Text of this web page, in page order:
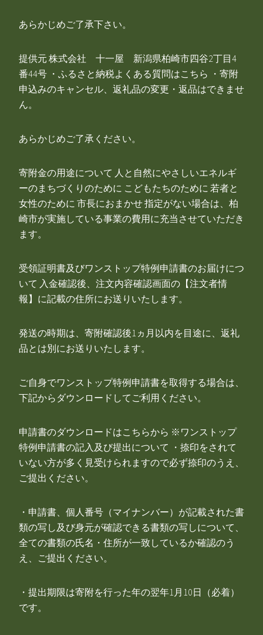
あらかじめご了承下さい。
提供元 株式会社 十一屋 新潟県柏崎市四谷2丁目4
番44号 ・ふるさと納税よくある質問はこちら ・寄附
申込みのキャンセル、返礼品の変更・返品はできませ
ん。
あらかじめご了承ください。
寄附金の用途について 人と自然にやさしいエネルギ
ーのまちづくりのために こどもたちのために 若者と
女性のために 市長におまかせ 指定がない場合は、柏
崎市が実施している事業の費用に充当させていただき
ます。
受領証明書及びワンストップ特例申請書のお届けにつ
いて 入金確認後、注文内容確認画面の【注文者情
報】に記載の住所にお送りいたします。
発送の時期は、寄附確認後1ヵ月以内を目途に、返礼
品とは別にお送りいたします。
ご自身でワンストップ特例申請書を取得する場合は、
下記からダウンロードしてご利用ください。
申請書のダウンロードはこちらから ※ワンストップ
特例申請書の記入及び提出について ・捺印をされて
いない方が多く見受けられますので必ず捺印のうえ、
ご提出ください。
・申請書、個人番号（マイナンバー）が記載された書
類の写し及び身元が確認できる書類の写しについて、
全ての書類の氏名・住所が一致しているか確認のう
え、ご提出ください。
・提出期限は寄附を行った年の翌年1月10日（必着）
です。